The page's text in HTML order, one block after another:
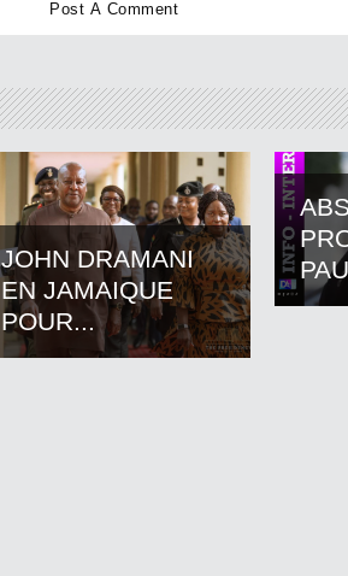
JOHN DRAMANI
EN JAMAIQUE
POUR...